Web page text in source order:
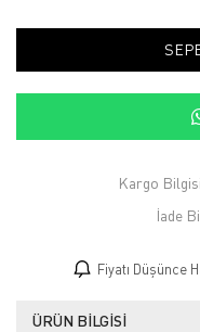
Kargo
İade
Fiyatı Düşünce
ÜRÜN BILGISI